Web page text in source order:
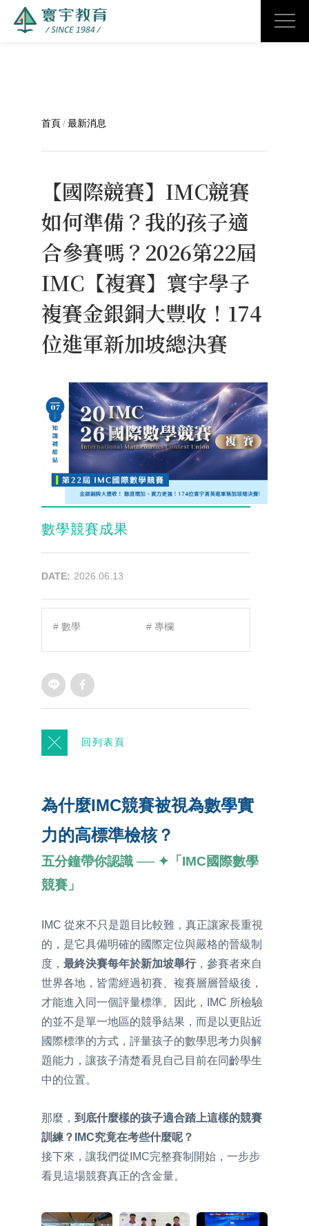
首頁/最新消息
【國際競賽】IMC競賽
如何準備？我的孩子適
合參賽嗎？2026第22屆
IMC【複賽】寰宇學子
複賽金銀銅大豐收！174
位進軍新加坡總決賽
數學競賽成果
DATE: 2026.06.13
# 數學 # 專欄
回列表頁
為什麼IMC競賽被視為數學實
力的高標準檢核？
五分鐘帶你認識 ── ✦「IMC國際數學
競賽」
IMC 從來不只是題目比較難，真正讓家長重視
的，是它具備明確的國際定位與嚴格的晉級制
度， 最終決賽每年於新加坡舉行，參賽者來自
世界各地，皆需經過初賽、複賽層層晉級後，
才能進入同一個評量標準。因此，IMC 所檢驗
的並不是單一地區的競爭結果，而是以更貼近
國際標準的方式，評量孩子的數學思考力與解
題能力，讓孩子清楚看見自己目前在同齡學生
中的位置。
那麼， 到底什麼樣的孩子適合踏上這樣的競賽
訓練？ IMC究竟在考些什麼呢？
接下來，讓我們從IMC完整賽制開始，一步步
看見這場競賽真正的含金量。